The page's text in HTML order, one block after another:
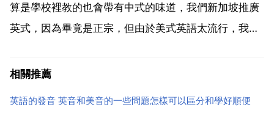
算是學校裡教的也會帶有中式的味道，我們新加坡推廣
英式，因為畢竟是正宗，但由於美式英語太流行，我們
讀法，畢竟美語是英語的孩子！只是特別口音不大一
相關推薦
英語的發音 英音和美音的一些問題怎樣可以區分和學好順便